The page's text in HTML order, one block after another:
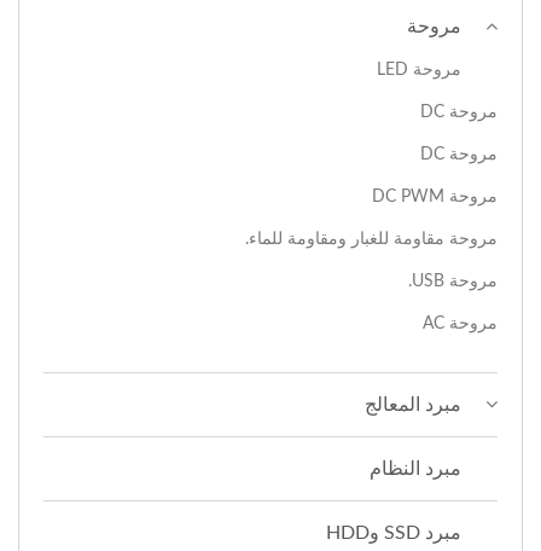
مروحة
مروحة LED
مروحة DC
مروحة DC
مروحة DC PWM
مروحة مقاومة للغبار ومقاومة للماء.
مروحة USB.
مروحة AC
مبرد المعالج
مبرد النظام
مبرد SSD وHDD